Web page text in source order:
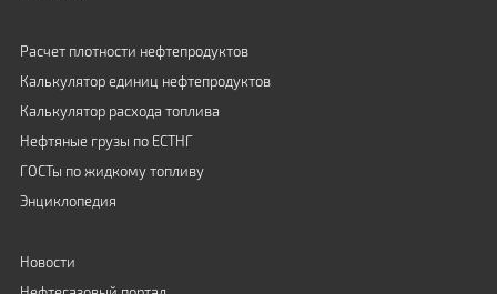
Расчет плотности нефтепродуктов
Калькулятор единиц нефтепродуктов
Калькулятор расхода топлива
Нефтяные грузы по ЕСТНГ
ГОСТы по жидкому топливу
Энциклопедия
Новости